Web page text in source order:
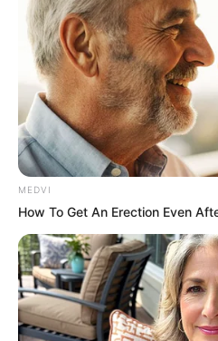
Why this ordinary
CTA LOVE